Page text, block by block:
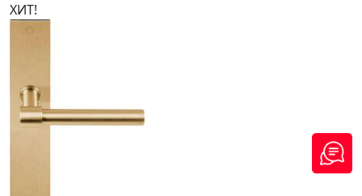
ХИТ!